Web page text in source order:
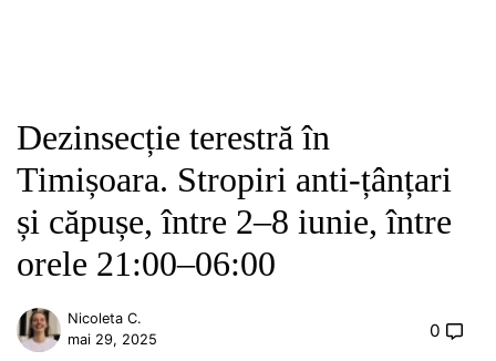
Dezinsecție terestră în
Timișoara. Stropiri anti-țânțari
și căpușe, între 2–8 iunie, între
orele 21:00–06:00
Nicoleta C.
mai 29, 2025
0